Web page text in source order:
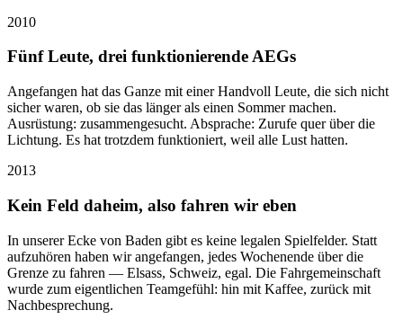
2010
Fünf Leute, drei funktionierende AEGs
Angefangen hat das Ganze mit einer Handvoll Leute, die sich nicht
sicher waren, ob sie das länger als einen Sommer machen.
Ausrüstung: zusammengesucht. Absprache: Zurufe quer über die
Lichtung. Es hat trotzdem funktioniert, weil alle Lust hatten.
2013
Kein Feld daheim, also fahren wir eben
In unserer Ecke von Baden gibt es keine legalen Spielfelder. Statt
aufzuhören haben wir angefangen, jedes Wochenende über die
Grenze zu fahren — Elsass, Schweiz, egal. Die Fahrgemeinschaft
wurde zum eigentlichen Teamgefühl: hin mit Kaffee, zurück mit
Nachbesprechung.